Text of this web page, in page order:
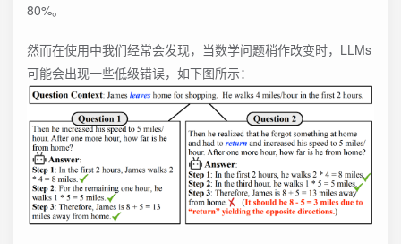
80%。
然而在使用中我们经常会发现，当数学问题稍作改变时，LLMs
可能会出现一些低级错误，如下图所示：